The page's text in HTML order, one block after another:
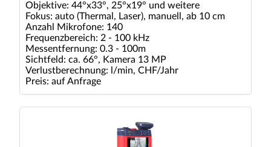
Objektive: 44°x33°, 25°x19° und weitere
Fokus: auto (Thermal, Laser), manuell, ab 10 cm
Anzahl Mikrofone: 140
Frequenzbereich: 2 - 100 kHz
Messentfernung: 0.3 - 100m
Sichtfeld: ca. 66°, Kamera 13 MP
Verlustberechnung: l/min, CHF/Jahr
Preis: auf Anfrage